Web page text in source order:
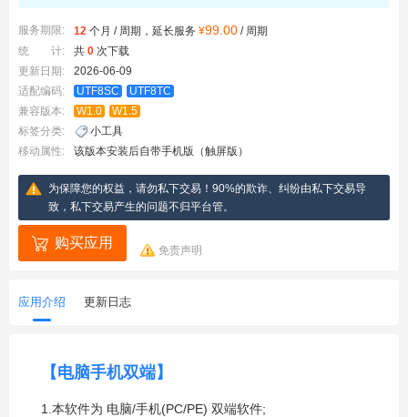
服务期限: 12 个月 / 周期，延长服务 ¥99.00 / 周期
统 计:
共 0 次下载
更新日期:
2026-06-09
适配编码:
UTF8SC
UTF8TC
兼容版本:
W1.0
W1.5
标签分类:
小工具
移动属性:
该版本安装后自带手机版（触屏版）
为保障您的权益，请勿私下交易！90%的欺诈、纠纷由私下交易导
致，私下交易产生的问题不归平台管。
购买应用 免责声明
应用介绍 更新日志
【电脑手机双端】
1.本软件为 电脑/手机(PC/PE) 双端软件;